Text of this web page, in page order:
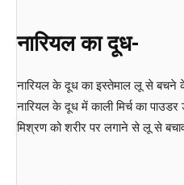
नारियल का दूध-
नारियल के दूध का इस्तेमाल लू से बचने
नारियल के दूध में काली मिर्च का
मिश्रण को शरीर पर लगाने से लू से